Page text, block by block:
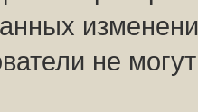
не